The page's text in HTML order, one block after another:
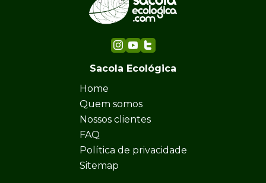
Sacola Ecológica
Home
Quem somos
Nossos clientes
FAQ
Política de privacidade
Sitemap